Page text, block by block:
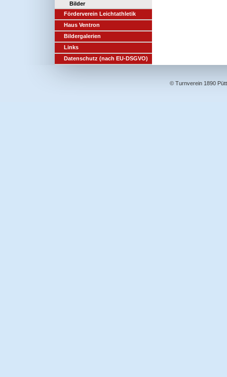
Bilder
Förderverein Leichtathletik
Haus Ventron
Bildergalerien
Links
Datenschutz (nach EU-DSGVO)
© Turnverein 1890